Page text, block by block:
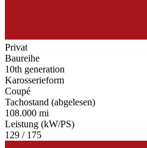
Privat
Baureihe
10th generation
Karosserieform
Coupé
Tachostand (abgelesen)
108.000 mi
Leistung (kW/PS)
129 / 175